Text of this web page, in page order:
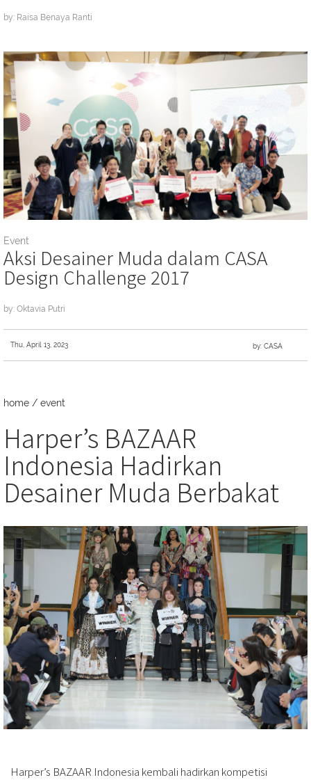
by: Raisa Benaya Ranti
Event
Aksi Desainer Muda dalam CASA
Design Challenge 2017
by: Oktavia Putri
Thu, April 13, 2023 by: CASA
home / event
Harper’s BAZAAR
Indonesia Hadirkan
Desainer Muda Berbakat
Harper’s BAZAAR Indonesia kembali hadirkan kompetisi